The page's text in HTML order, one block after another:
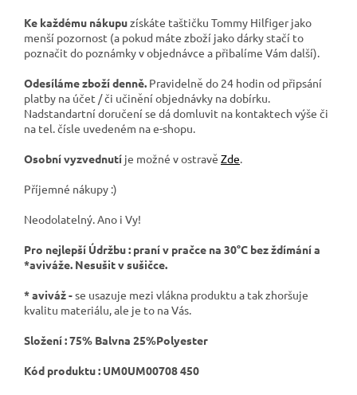
Ke každému nákupuzískáte taštičku Tommy Hilfiger jako
menší pozornost (a pokud máte zboží jako dárky stačí to
poznačit do poznámky v objednávce a přibalíme Vám další).
Odesíláme zboží denně. Pravidelně do 24 hodin od připsání
platby na účet / či učinění objednávky na dobírku.
Nadstandartní doručení se dá domluvit na kontaktech výše či
na tel. čísle uvedeném na e-shopu.
Osobní vyzvednutí je možné v ostravě Zde.
Příjemné nákupy :)
Neodolatelný. Ano i Vy!
Pro nejlepší Údržbu : praní v pračce na 30°C bez ždímání a
*aviváže. Nesušit v sušičce.
* aviváž -se usazuje mezi vlákna produktu a tak zhoršuje
kvalitu materiálu, ale je to na Vás.
Složení : 75% Balvna 25%Polyester
Kód produktu : UM0UM00708 450